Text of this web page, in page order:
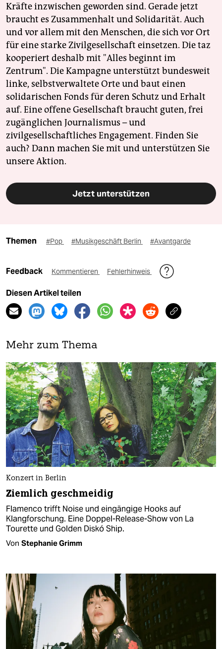
Kräfte inzwischen geworden sind. Gerade jetzt
braucht es Zusammenhalt und Solidarität. Auch
und vor allem mit den Menschen, die sich vor Ort
für eine starke Zivilgesellschaft einsetzen. Die taz
kooperiert deshalb mit "Alles beginnt im
Zentrum". Die Kampagne unterstützt bundesweit
linke, selbstverwaltete Orte und baut einen
solidarischen Fonds für deren Schutz und Erhalt
auf. Eine offene Gesellschaft braucht guten, frei
zugänglichen Journalismus – und
zivilgesellschaftliches Engagement. Finden Sie
auch? Dann machen Sie mit und unterstützen Sie
unsere Aktion.
Jetzt unterstützen
Themen #Pop #Musikgeschäft Berlin #Avantgarde
Feedback Kommentieren Fehlerhinweis
Diesen Artikel teilen
Mehr zum Thema
Konzert in Berlin
Ziemlich geschmeidig
Flamenco trifft Noise und eingängige Hooks auf
Klangforschung. Eine Doppel-Release-Show von La
Tourette und Golden Diskó Ship.
Von Stephanie Grimm